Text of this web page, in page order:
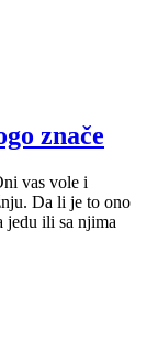
znače
vas vole i
Da li je to ono
jedu ili sa njima